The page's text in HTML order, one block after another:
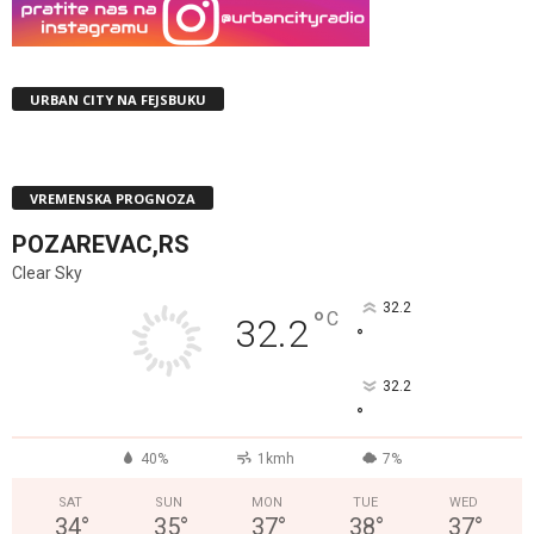
URBAN CITY NA FEJSBUKU
VREMENSKA PROGNOZA
POZAREVAC,RS
Clear Sky
32.2°C 32.2
°
32.2
°
40% 1kmh 7%
SAT
34°
SUN
35°
MON
37°
TUE
38°
WED
37°